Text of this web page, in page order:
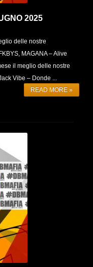
2025
delle nostre
MAGANA – Alive
il meglio delle nostre
Vibe – Donde ...
READ MORE »